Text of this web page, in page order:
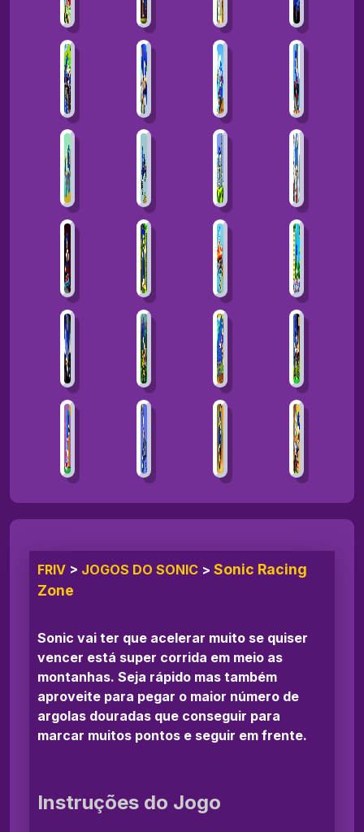
FRIV > JOGOS DO SONIC > Sonic Racing
Zone
Sonic vai ter que acelerar muito se quiser
vencer está super corrida em meio as
montanhas. Seja rápido mas também
aproveite para pegar o maior número de
argolas douradas que conseguir para
marcar muitos pontos e seguir em frente.
Instruções do Jogo